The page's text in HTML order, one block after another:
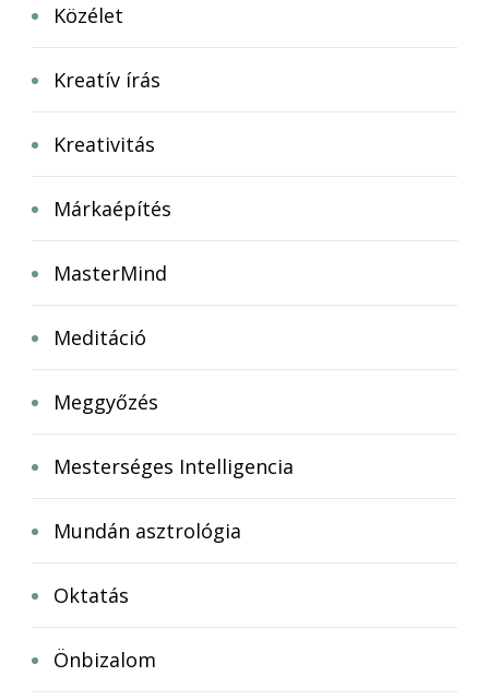
Közélet
Kreatív írás
Kreativitás
Márkaépítés
MasterMind
Meditáció
Meggyőzés
Mesterséges Intelligencia
Mundán asztrológia
Oktatás
Önbizalom